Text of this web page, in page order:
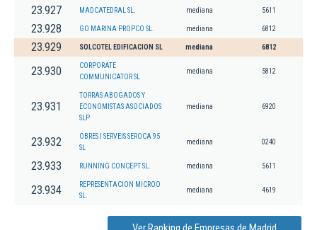
23.927 MADCATEDRAL SL. mediana 5611
23.928 GO MARINA PROPCO SL. mediana 6812
23.929 SOLCOTEL EDIFICACION SL mediana 6812
23.930
CORPORATE
COMMUNICATOR SL
mediana 5812
23.931
TORRAS ABOGADOS Y
ECONOMISTAS ASOCIADOS
SLP
mediana 6920
23.932
OBRES I SERVEIS SEROCA 95
SL
mediana 0240
23.933 RUNNING CONCEPT SL. mediana 5611
23.934
REPRESENTACION MICROO
SL.
mediana 4619